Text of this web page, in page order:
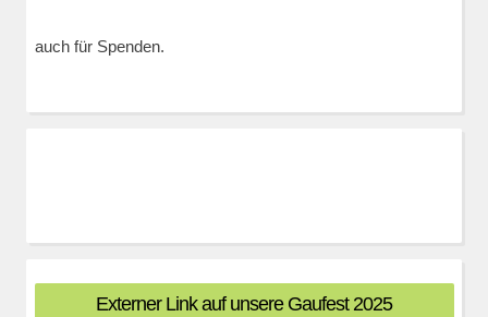
auch für Spenden.
Externer Link auf unsere Gaufest 2025